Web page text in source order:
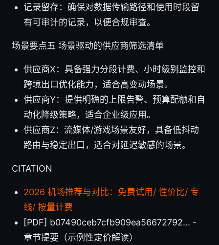
记录留存：确保对数据传输路径和使用时段留
有可审计的记录，以便合规审查。
场景要点五 场景驱动的供应商筛选清单
供应商X：具备强力分段计费、小时级别监控和
跨境出口优化能力，适合高变动场景。
供应商Y：提供明确的上限告警、预算配额和自
动化降级策略，适合企业级应用。
供应商Z：流媒体/游戏场景友好，具备低抖动
路由与稳定出口，适合对延迟敏感的场景。
CITATION
2026 机场推荐与对比：免费试用/ 性价比/ 专
线/ 按量计费
[PDF] b07490ceb7cfb909ea56672792... -
章节提要（示例性定价解读）